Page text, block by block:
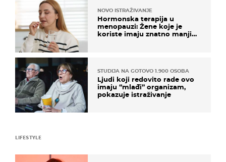
NOVO ISTRAŽIVANJE
Hormonska terapija u
menopauzi: Žene koje je
koriste imaju znatno manji
STUDIJA NA GOTOVO 1.900 OSOBA
Ljudi koji redovito rade ovo
imaju “mlađi” organizam,
pokazuje istraživanje
LIFESTYLE